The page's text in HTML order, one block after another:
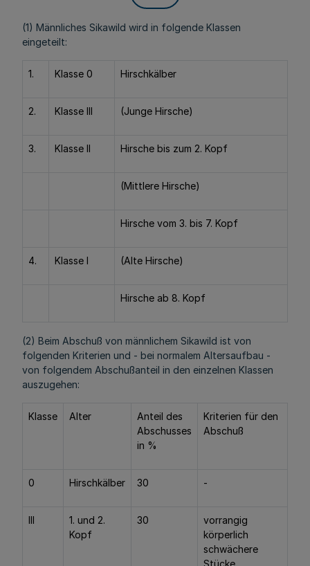
(1) Männliches Sikawild wird in folgende Klassen
eingeteilt:
1. Klasse 0 Hirschkälber
2. Klasse III (Junge Hirsche)
3. Klasse II Hirsche bis zum 2. Kopf
(Mittlere Hirsche)
Hirsche vom 3. bis 7. Kopf
4. Klasse I (Alte Hirsche)
Hirsche ab 8. Kopf
(2) Beim Abschuß von männlichem Sikawild ist von
folgenden Kriterien und - bei normalem Altersaufbau -
von folgendem Abschußanteil in den einzelnen Klassen
auszugehen:
Klasse Alter
Anteil des
Abschusses
in %
Kriterien für den
Abschuß
0 Hirschkälber 30 -
III
1. und 2.
Kopf
30
vorrangig
körperlich
schwächere
Stücke